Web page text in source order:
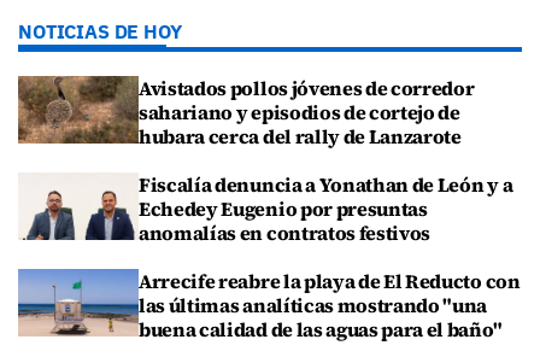
NOTICIAS DE HOY
Avistados pollos jóvenes de corredor
sahariano y episodios de cortejo de
hubara cerca del rally de Lanzarote
Fiscalía denuncia a Yonathan de León y a
Echedey Eugenio por presuntas
anomalías en contratos festivos
Arrecife reabre la playa de El Reducto con
las últimas analíticas mostrando "una
buena calidad de las aguas para el baño"